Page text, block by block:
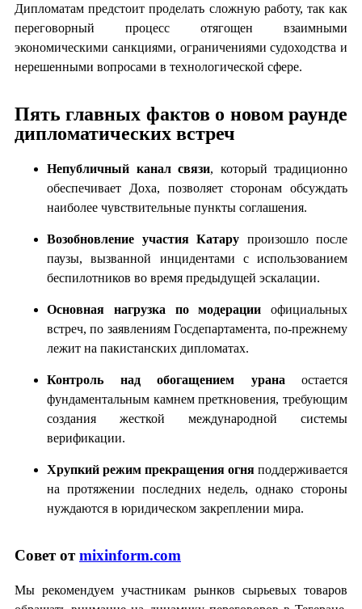
Дипломатам предстоит проделать сложную работу, так как
переговорный процесс отягощен взаимными
экономическими санкциями, ограничениями судоходства и
нерешенными вопросами в технологической сфере.
Пять главных фактов о новом раунде
дипломатических встреч
Непубличный канал связи, который традиционно
обеспечивает Доха, позволяет сторонам обсуждать
наиболее чувствительные пункты соглашения.
Возобновление участия Катару произошло после
паузы, вызванной инцидентами с использованием
беспилотников во время предыдущей эскалации.
Основная нагрузка по модерации официальных
встреч, по заявлениям Госдепартамента, по-прежнему
лежит на пакистанских дипломатах.
Контроль над обогащением урана остается
фундаментальным камнем преткновения, требующим
создания жесткой международной системы
верификации.
Хрупкий режим прекращения огня поддерживается
на протяжении последних недель, однако стороны
нуждаются в юридическом закреплении мира.
Совет отmixinform.com
Мы рекомендуем участникам рынков сырьевых товаров